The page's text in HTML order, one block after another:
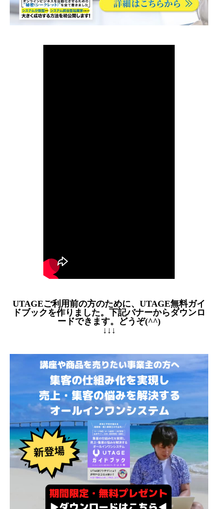
UTAGEご利用前の方のために、UTAGE無料ガイ
ドブックを作りました。下記バナーからダウンロ
ードできます。どうぞ(^^)
↓↓↓